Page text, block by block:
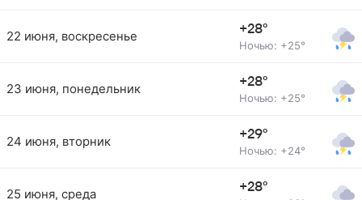
22 июня, воскресенье +28°
Ночью: +25°
23 июня, понедельник +28°
Ночью: +25°
24 июня, вторник +29°
Ночью: +24°
25 июня, среда +28°